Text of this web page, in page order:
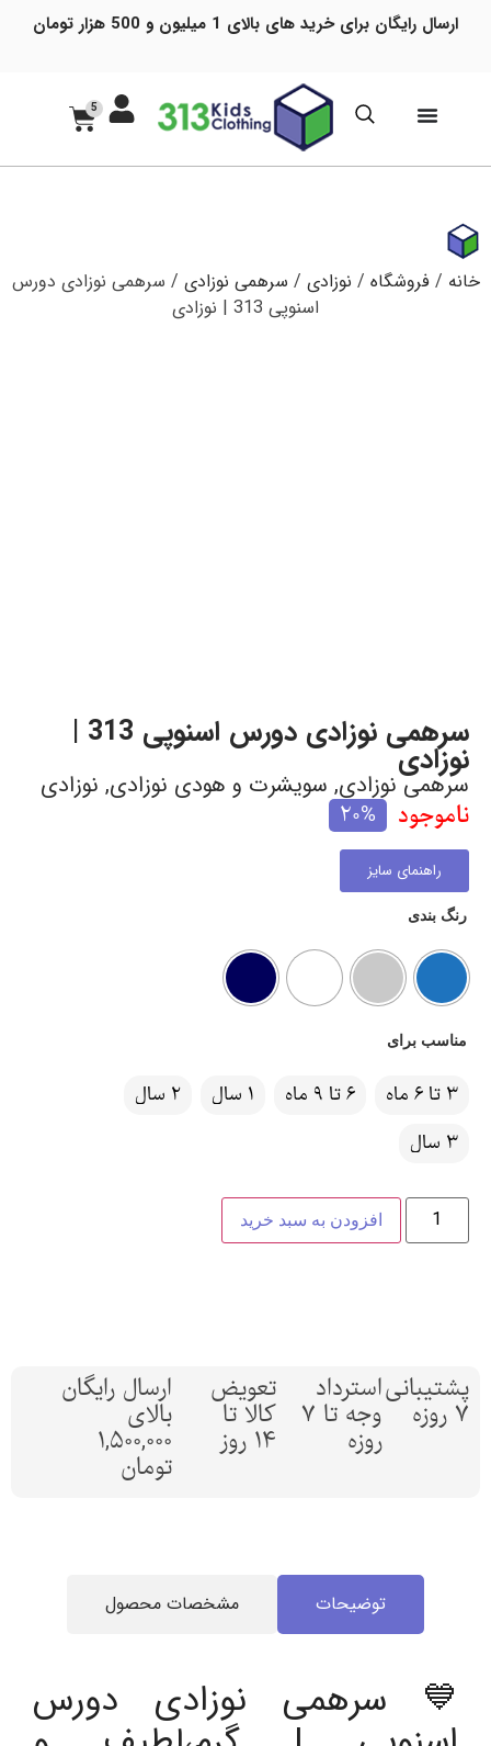
ارسال رایگان برای خرید های بالای 1 میلیون و 500 هزار تومان
5
خانه /فروشگاه / نوزادی / سرهمی نوزادی / سرهمی نوزادی دورس
اسنوپی 313 | نوزادی
سرهمی نوزادی دورس اسنوپی 313 |
نوزادی
سرهمی نوزادی, سویشرت و هودی نوزادی, نوزادی
ناموجود 20%
راهنمای سایز
رنگ بندی
مناسب برای
3 تا 6 ماه 6 تا 9 ماه 1 سال
2 سال
3 سال
افزودن به سبد خرید
پشتیبانی
7 روزه
استرداد
وجه تا 7
روزه
تعویض
کالا تا
14 روز
ارسال رایگان
بالای
1,500,000
تومان
توضیحات مشخصات محصول
💙 سرهمی نوزادی دورس